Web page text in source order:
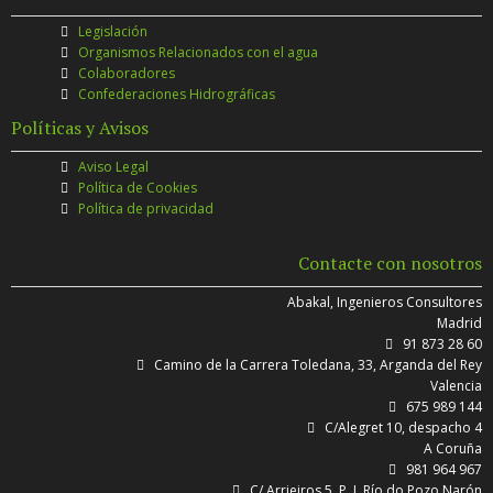
Legislación
Organismos Relacionados con el agua
Colaboradores
Confederaciones Hidrográficas
Políticas y Avisos
Aviso Legal
Política de Cookies
Política de privacidad
Contacte con nosotros
Abakal, Ingenieros Consultores
Madrid
91 873 28 60
Camino de la Carrera Toledana, 33, Arganda del Rey
Valencia
675 989 144
C/Alegret 10, despacho 4
A Coruña
981 964 967